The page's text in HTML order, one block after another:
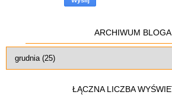
ARCHIWUM BLOGA
ŁĄCZNA LICZBA